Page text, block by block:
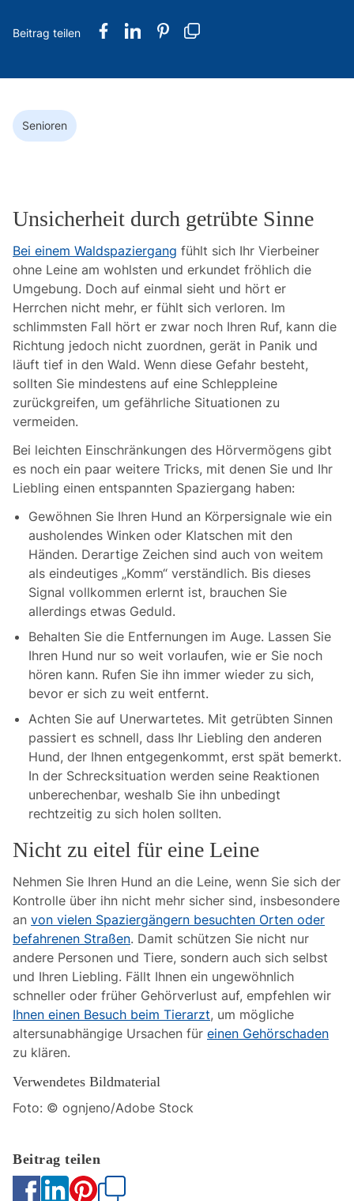
Senioren
Unsicherheit durch getrübte Sinne
Bei einem Waldspaziergang fühlt sich Ihr Vierbeiner
ohne Leine am wohlsten und erkundet fröhlich die
Umgebung. Doch auf einmal sieht und hört er
Herrchen nicht mehr, er fühlt sich verloren. Im
schlimmsten Fall hört er zwar noch Ihren Ruf, kann die
Richtung jedoch nicht zuordnen, gerät in Panik und
läuft tief in den Wald. Wenn diese Gefahr besteht,
sollten Sie mindestens auf eine Schleppleine
zurückgreifen, um gefährliche Situationen zu
vermeiden.
Bei leichten Einschränkungen des Hörvermögens gibt
es noch ein paar weitere Tricks, mit denen Sie und Ihr
Liebling einen entspannten Spaziergang haben:
Gewöhnen Sie Ihren Hund an Körpersignale wie ein
ausholendes Winken oder Klatschen mit den
Händen. Derartige Zeichen sind auch von weitem
als eindeutiges „Komm“ verständlich. Bis dieses
Signal vollkommen erlernt ist, brauchen Sie
allerdings etwas Geduld.
Behalten Sie die Entfernungen im Auge. Lassen Sie
Ihren Hund nur so weit vorlaufen, wie er Sie noch
hören kann. Rufen Sie ihn immer wieder zu sich,
bevor er sich zu weit entfernt.
Achten Sie auf Unerwartetes. Mit getrübten Sinnen
passiert es schnell, dass Ihr Liebling den anderen
Hund, der Ihnen entgegenkommt, erst spät bemerkt.
In der Schrecksituation werden seine Reaktionen
unberechenbar, weshalb Sie ihn unbedingt
rechtzeitig zu sich holen sollten.
Nicht zu eitel für eine Leine
Nehmen Sie Ihren Hund an die Leine, wenn Sie sich der
Kontrolle über ihn nicht mehr sicher sind, insbesondere
an von vielen Spaziergängern besuchten Orten oder
befahrenen Straßen. Damit schützen Sie nicht nur
andere Personen und Tiere, sondern auch sich selbst
und Ihren Liebling. Fällt Ihnen ein ungewöhnlich
schneller oder früher Gehörverlust auf, empfehlen wir
Ihnen einen Besuch beim Tierarzt, um mögliche
altersunabhängige Ursachen für einen Gehörschaden
zu klären.
Verwendetes Bildmaterial
Foto: © ognjeno/Adobe Stock